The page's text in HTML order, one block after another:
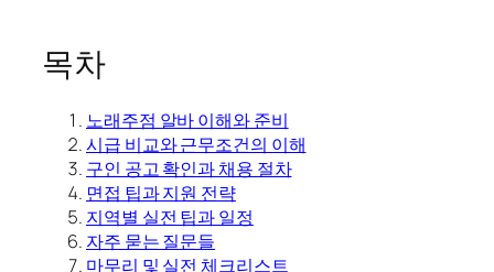
목차
노래주점 알바 이해와 준비
시급 비교와 근무조건의 이해
구인 공고 확인과 채용 절차
면접 팁과 지원 전략
지역별 실전 팁과 일정
자주 묻는 질문들
마무리 및 실전 체크리스트